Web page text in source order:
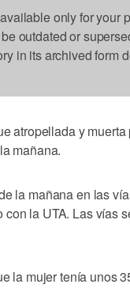
only for your
outdated or
in its archived form
atropellada y muerta
mañana.
la mañana en las
la UTA. Las vías
la mujer tenía unos